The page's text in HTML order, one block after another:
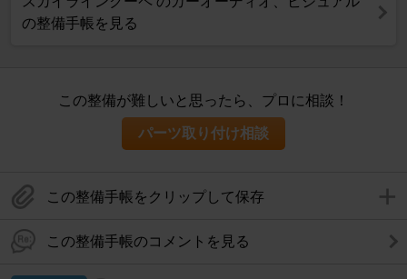
の整備手帳を見る
この整備が難しいと思ったら、プロに相談！
パーツ取り付け相談
この整備手帳をクリップして保存
この整備手帳のコメントを見る